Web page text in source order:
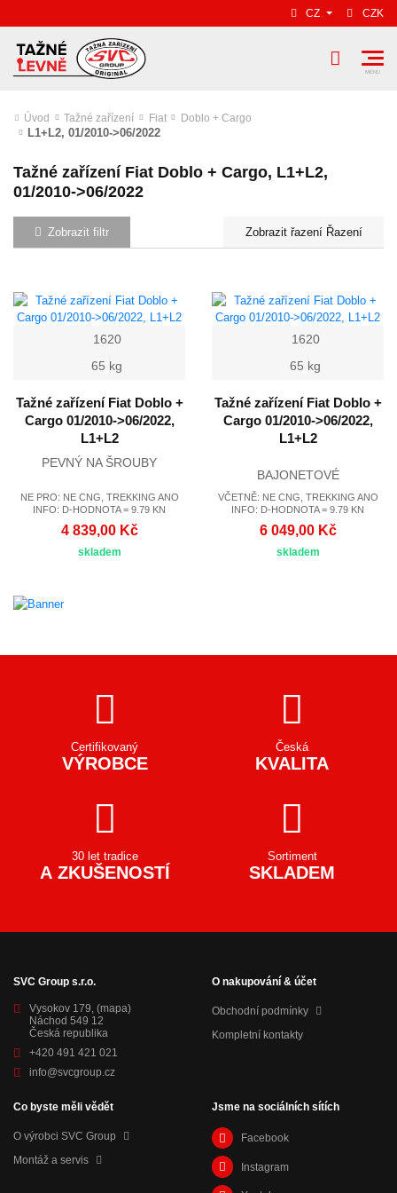
CZ CZK
Úvod Tažné zařízení Fiat Doblo + Cargo
L1+L2, 01/2010->06/2022
Tažné zařízení Fiat Doblo + Cargo, L1+L2,
01/2010->06/2022
Zobrazit filtr Řazení
1620
65 kg
Tažné zařízení Fiat Doblo +
Cargo 01/2010->06/2022,
L1+L2
PEVNÝ NA ŠROUBY
NE PRO: NE CNG, TREKKING ANO
INFO: D-HODNOTA = 9.79 KN
4 839,00 Kč
skladem
1620
65 kg
Tažné zařízení Fiat Doblo +
Cargo 01/2010->06/2022,
L1+L2
BAJONETOVÉ
VČETNĚ: NE CNG, TREKKING ANO
INFO: D-HODNOTA = 9.79 KN
6 049,00 Kč
skladem
Certifikovaný
VÝROBCE
Česká
KVALITA
30 let tradice
A ZKUŠENOSTÍ
Sortiment
SKLADEM
SVC Group s.r.o.
Vysokov 179, (mapa)
Náchod 549 12
Česká republika
+420 491 421 021
info@svcgroup.cz
O nakupování & účet
Obchodní podmínky
Kompletní kontakty
Co byste měli vědět
O výrobci SVC Group
Montáž a servis
Jsme na sociálních sítích
Facebook
Instagram